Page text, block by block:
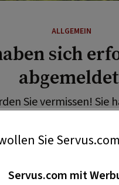
ALLGEMEIN
sich
Sie vermissen! Sie
zu unserem
Sie
Servus.com mit